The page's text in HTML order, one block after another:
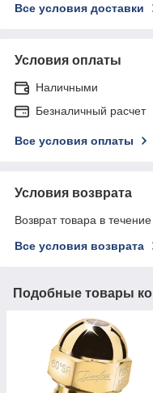
Все условия доставки
Условия оплаты
Наличными
Безналичный расчет
Все условия оплаты
Условия возврата
Возврат товара в
Все условия возврата
Подобные товары